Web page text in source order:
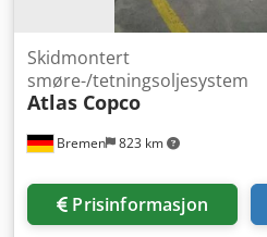
Bremen 823 km
Skidmontert
smøre-/tetningsoljesystem
Atlas Copco
Prisinformasjon